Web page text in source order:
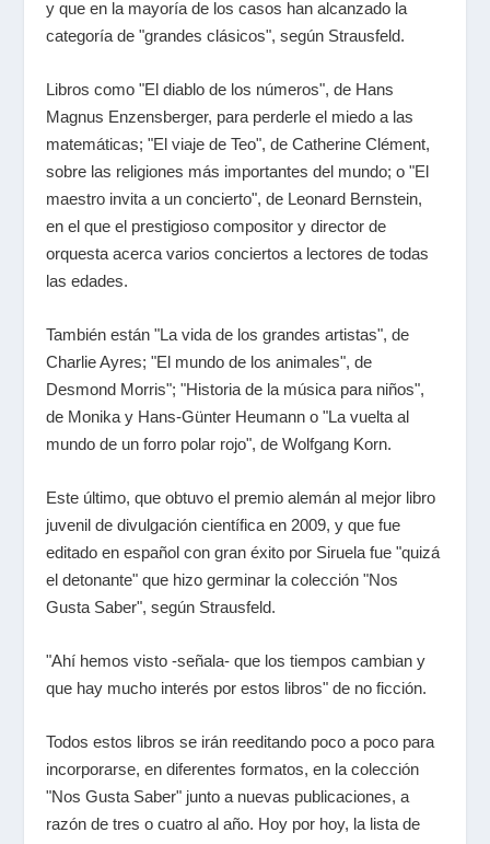
y que en la mayoría de los casos han alcanzado la
categoría de "grandes clásicos", según Strausfeld.
Libros como "El diablo de los números", de Hans
Magnus Enzensberger, para perderle el miedo a las
matemáticas; "El viaje de Teo", de Catherine Clément,
sobre las religiones más importantes del mundo; o "El
maestro invita a un concierto", de Leonard Bernstein,
en el que el prestigioso compositor y director de
orquesta acerca varios conciertos a lectores de todas
las edades.
También están "La vida de los grandes artistas", de
Charlie Ayres; "El mundo de los animales", de
Desmond Morris"; "Historia de la música para niños",
de Monika y Hans-Günter Heumann o "La vuelta al
mundo de un forro polar rojo", de Wolfgang Korn.
Este último, que obtuvo el premio alemán al mejor libro
juvenil de divulgación científica en 2009, y que fue
editado en español con gran éxito por Siruela fue "quizá
el detonante" que hizo germinar la colección "Nos
Gusta Saber", según Strausfeld.
"Ahí hemos visto -señala- que los tiempos cambian y
que hay mucho interés por estos libros" de no ficción.
Todos estos libros se irán reeditando poco a poco para
incorporarse, en diferentes formatos, en la colección
"Nos Gusta Saber" junto a nuevas publicaciones, a
razón de tres o cuatro al año. Hoy por hoy, la lista de